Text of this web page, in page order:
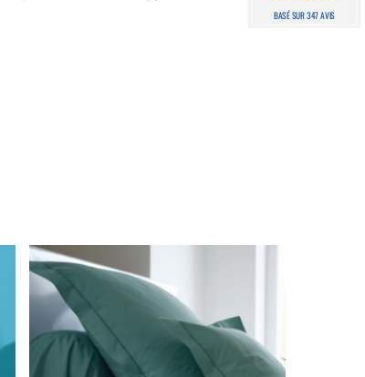
BASÉ SUR 347 AVIS